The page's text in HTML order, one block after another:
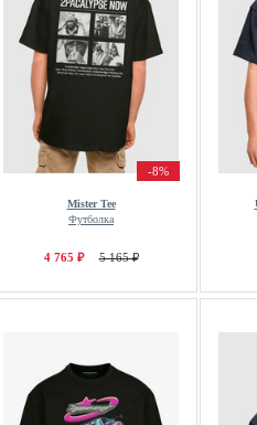
-8%
Mister Tee
Футболка
4 765 ₽ 5 165 ₽